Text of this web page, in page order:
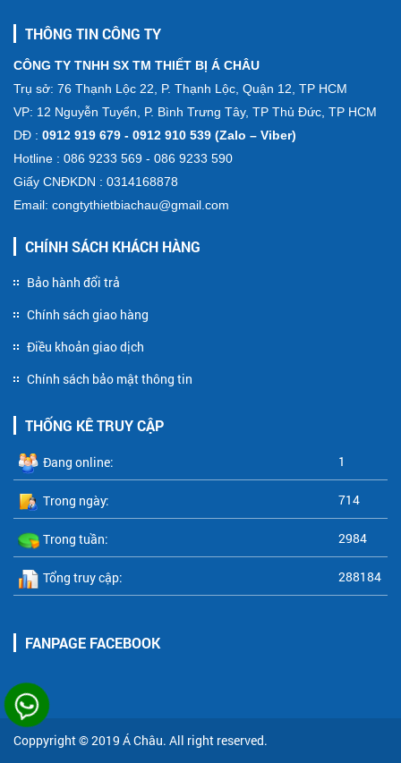
THÔNG TIN CÔNG TY
CÔNG TY TNHH SX TM THIẾT BỊ Á CHÂU
Trụ sở: 76 Thạnh Lộc 22, P. Thạnh Lộc, Quận 12, TP HCM
VP: 12 Nguyễn Tuyển, P. Bình Trưng Tây, TP Thủ Đức, TP HCM
DĐ : 0912 919 679 - 0912 910 539 (Zalo – Viber)
Hotline : 086 9233 569 - 086 9233 590
Giấy CNĐKDN : 0314168878
Email: congtythietbiachau@gmail.com
CHÍNH SÁCH KHÁCH HÀNG
Bảo hành đổi trả
Chính sách giao hàng
Điều khoản giao dịch
Chính sách bảo mật thông tin
THỐNG KÊ TRUY CẬP
Đang online: 1
Trong ngày: 714
Trong tuần: 2984
Tổng truy cập: 288184
FANPAGE FACEBOOK
Coppyright © 2019 Á Châu. All right reserved.